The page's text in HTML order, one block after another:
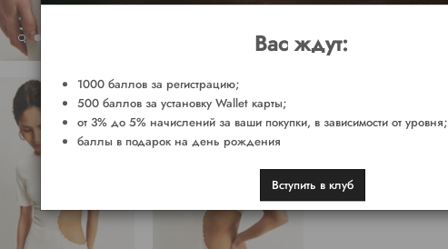
Вас ждут:
1000 баллов за регистрацию;
500 баллов за установку Wallet карты;
от 3% до 5% начислений за ваши покупки, в зависимости от уровня;
баллы в подарок на день рождения
Вступить в клуб